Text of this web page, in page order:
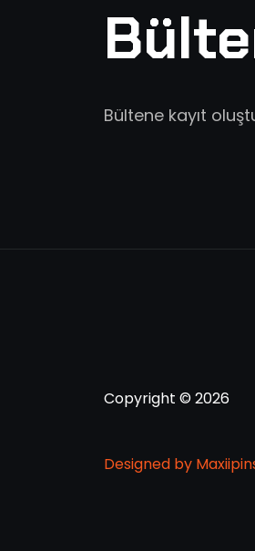
Bültene kayıt
Copyright © 2026
Designed by